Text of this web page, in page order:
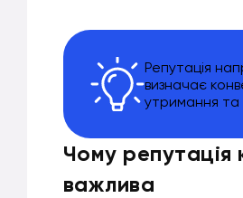
Репутація
визначає
утримання та
Чому репутація
важлива